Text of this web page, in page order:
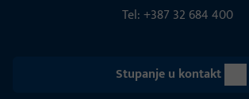
Tel: +387 32 684 400
Stupanje u kontakt